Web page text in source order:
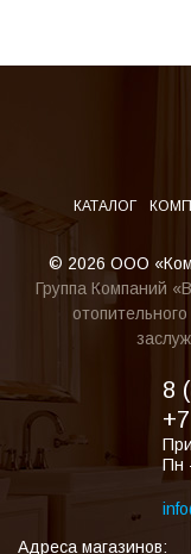
КАТАЛОГ
© 2026 ООО
Группа Компаний
8
Пн
Адреса магазинов: